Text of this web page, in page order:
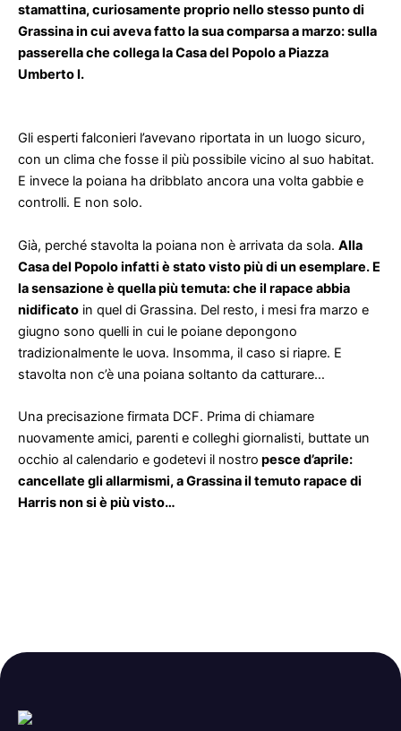
stamattina, curiosamente proprio nello stesso punto di
Grassina in cui aveva fatto la sua comparsa a marzo: sulla
passerella che collega la Casa del Popolo a Piazza
Umberto I.
Gli esperti falconieri l’avevano riportata in un luogo sicuro,
con un clima che fosse il più possibile vicino al suo habitat.
E invece la poiana ha dribblato ancora una volta gabbie e
controlli. E non solo.
Già, perché stavolta la poiana non è arrivata da sola. Alla
Casa del Popolo infatti è stato visto più di un esemplare. E
la sensazione è quella più temuta: che il rapace abbia
nidificato in quel di Grassina. Del resto, i mesi fra marzo e
giugno sono quelli in cui le poiane depongono
tradizionalmente le uova. Insomma, il caso si riapre. E
stavolta non c’è una poiana soltanto da catturare…
Una precisazione firmata DCF. Prima di chiamare
nuovamente amici, parenti e colleghi giornalisti, buttate un
occhio al calendario e godetevi il nostro pesce d’aprile:
cancellate gli allarmismi, a Grassina il temuto rapace di
Harris non si è più visto…